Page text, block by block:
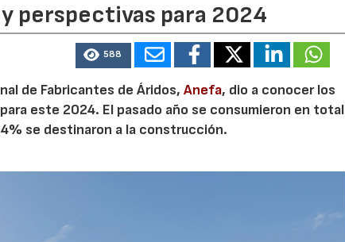
perspectivas para 2024
588
de Fabricantes de Áridos,Anefa, dio a conocer los
este 2024. El pasado año se consumieron en total
se destinaron a la construcción.